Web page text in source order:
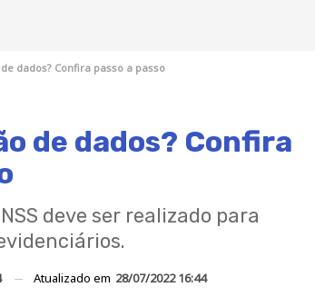
dados? Confira passo a passo
de dados? Confira
deve ser realizado para
Atualizado em 28/07/2022 16:44